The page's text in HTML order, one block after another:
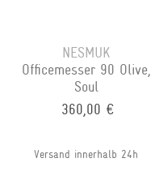
NESMUK
Officemesser 90 Olive,
Soul
360,00 €
Versand innerhalb 24h